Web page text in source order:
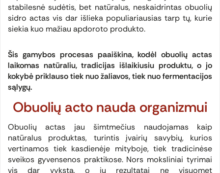
stabilesnė sudėtis, bet natūralus, neskaidrintas obuolių
sidro actas vis dar išlieka populiariausias tarp tų, kurie
siekia kuo mažiau apdoroto produkto.
Šis gamybos procesas paaiškina, kodėl obuolių actas
laikomas natūraliu, tradicijas išlaikiusiu produktu, o jo
kokybė priklauso tiek nuo žaliavos, tiek nuo fermentacijos
sąlygų.
Obuolių acto nauda organizmui
Obuolių actas jau šimtmečius naudojamas kaip
natūralus produktas, turintis įvairių savybių, kurios
vertinamos tiek kasdienėje mityboje, tiek tradicinėse
sveikos gyvensenos praktikose. Nors moksliniai tyrimai
vis dar vyksta, o jų rezultatai ne visuomet